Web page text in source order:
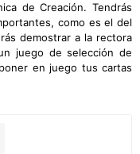
de Creación. Tendrás
como es el del
demostrar a la rectora
juego de selección de
en juego tus cartas